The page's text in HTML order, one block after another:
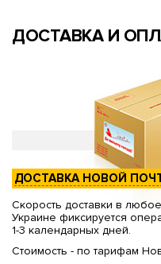
ДОСТАВКА И
ДОСТАВКА НОВОЙ
Скорость доставки в
Украине фиксируется
1-3 календарных дней.
Стоимость - по тарифам